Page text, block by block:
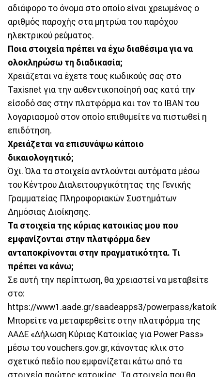
αδιάφορο το όνομα στο οποίο είναι χρεωμένος ο
αριθμός παροχής στα μητρώα του παρόχου
ηλεκτρικού ρεύματος.
Ποια στοιχεία πρέπει να έχω διαθέσιμα για να
ολοκληρώσω τη διαδικασία;
Χρειάζεται να έχετε τους κωδικούς σας στο
Taxisnet για την αυθεντικοποίησή σας κατά την
είσοδό σας στην πλατφόρμα και τον το IBAN του
λογαριασμού στον οποίο επιθυμείτε να πιστωθεί η
επιδότηση.
Χρειάζεται να επισυνάψω κάποιο
δικαιολογητικό;
Όχι. Όλα τα στοιχεία αντλούνται αυτόματα μέσω
του Κέντρου Διαλειτουργικότητας της Γενικής
Γραμματείας Πληροφοριακών Συστημάτων
Δημόσιας Διοίκησης.
Τα στοιχεία της κύριας κατοικίας μου που
εμφανίζονται στην πλατφόρμα δεν
ανταποκρίνονται στην πραγματικότητα. Τι
πρέπει να κάνω;
Σε αυτή την περίπτωση, θα χρειαστεί να μεταβείτε
στο:
https://www1.aade.gr/saadeapps3/powerpass/
Μπορείτε να μεταφερθείτε στην πλατφόρμα της
ΑΑΔΕ «Δήλωση Κύριας Κατοικίας για Power Pass»
μέσω του vouchers.gov.gr, κάνοντας κλικ στο
σχετικό πεδίο που εμφανίζεται κάτω από τα
στοιχεία πρώτης κατοικίας. Τα στοιχεία που θα